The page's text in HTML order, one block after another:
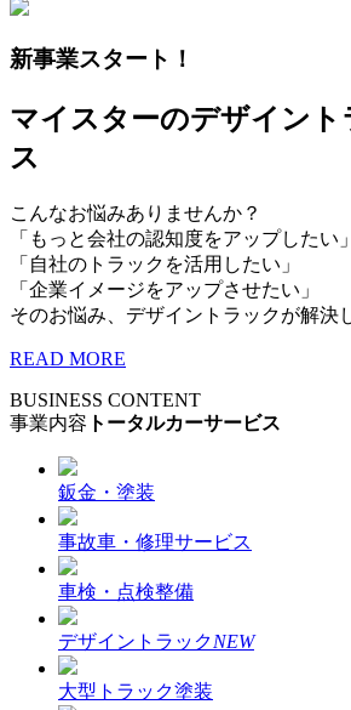
新事業スタート！
マイスターのデザイント
ス
こんなお悩みありませんか？
「もっと会社の認知度をアップしたい」
「自社のトラックを活用したい」
「企業イメージをアップさせたい」
そのお悩み、デザイントラックが解決
READ MORE
BUSINESS CONTENT
事業内容 トータルカーサービス
鈑金・塗装
事故車・修理サービス
車検・点検整備
デザイントラックNEW
大型トラック塗装